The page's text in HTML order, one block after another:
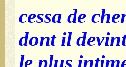
cessa de
dont il
le plus